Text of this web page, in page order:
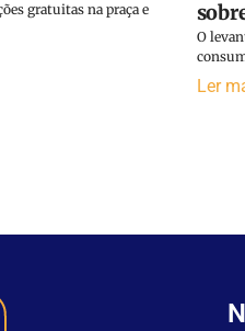
gratuitas na praça e
O
Ler